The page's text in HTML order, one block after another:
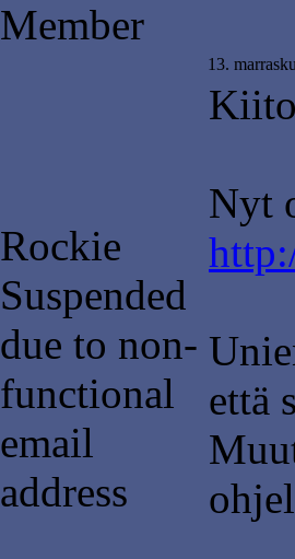
Member
Rockie
Suspended
due to non-
functional
email
address
13.
Nyt
että